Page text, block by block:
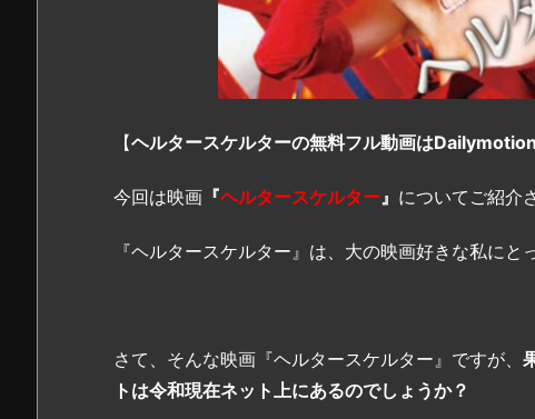
【ヘルタースケルターの無料フル動画は
今回は映画 『ヘルタースケルター』 についてご紹介
『ヘルタースケルター』は、大の映画好きな私に
さて、そんな映画『ヘルタースケルター』ですが、
トは令和現在ネット上にあるのでしょうか？